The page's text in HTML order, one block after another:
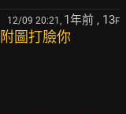
12/09 20:21, 1年前 , 13F
圖打臉你